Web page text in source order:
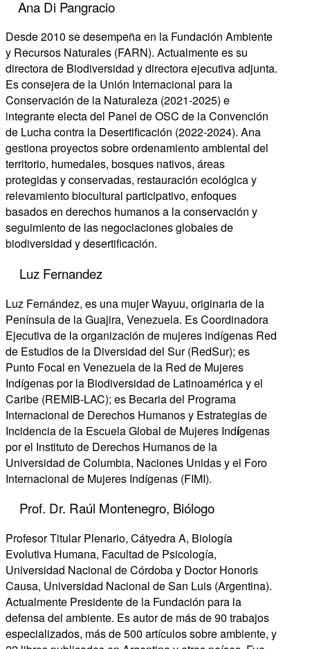
Ana Di Pangracio
Desde 2010 se desempeña en la Fundación Ambiente
y Recursos Naturales (FARN). Actualmente es su
directora de Biodiversidad y directora ejecutiva adjunta.
Es consejera de la Unión Internacional para la
Conservación de la Naturaleza (2021-2025) e
integrante electa del Panel de OSC de la Convención
de Lucha contra la Desertificación (2022-2024). Ana
gestiona proyectos sobre ordenamiento ambiental del
territorio, humedales, bosques nativos, áreas
protegidas y conservadas, restauración ecológica y
relevamiento biocultural participativo, enfoques
basados en derechos humanos a la conservación y
seguimiento de las negociaciones globales de
biodiversidad y desertificación.
Luz Fernandez
Luz Fernández, es una mujer Wayuu, originaria de la
Península de la Guajira, Venezuela. Es Coordinadora
Ejecutiva de la organización de mujeres indígenas Red
de Estudios de la Diversidad del Sur (RedSur); es
Punto Focal en Venezuela de la Red de Mujeres
Indígenas por la Biodiversidad de Latinoamérica y el
Caribe (REMIB-LAC); es Becaria del Programa
Internacional de Derechos Humanos y Estrategias de
Incidencia de la Escuela Global de Mujeres Indígenas
por el Instituto de Derechos Humanos de la
Universidad de Columbia, Naciones Unidas y el Foro
Internacional de Mujeres Indígenas (FIMI).
Prof. Dr. Raúl Montenegro, Biólogo
Profesor Titular Plenario, Cátyedra A, Biología
Evolutiva Humana, Facultad de Psicología,
Universidad Nacional de Córdoba y Doctor Honoris
Causa, Universidad Nacional de San Luis (Argentina).
Actualmente Presidente de la Fundación para la
defensa del ambiente. Es autor de más de 90 trabajos
especializados, más de 500 artículos sobre ambiente, y